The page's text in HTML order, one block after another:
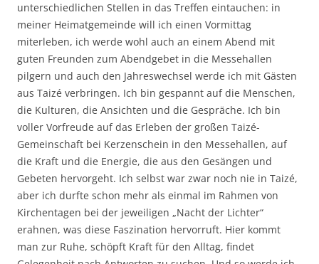
unterschiedlichen Stellen in das Treffen eintauchen: in
meiner Heimatgemeinde will ich einen Vormittag
miterleben, ich werde wohl auch an einem Abend mit
guten Freunden zum Abendgebet in die Messehallen
pilgern und auch den Jahreswechsel werde ich mit Gästen
aus Taizé verbringen. Ich bin gespannt auf die Menschen,
die Kulturen, die Ansichten und die Gespräche. Ich bin
voller Vorfreude auf das Erleben der großen Taizé-
Gemeinschaft bei Kerzenschein in den Messehallen, auf
die Kraft und die Energie, die aus den Gesängen und
Gebeten hervorgeht. Ich selbst war zwar noch nie in Taizé,
aber ich durfte schon mehr als einmal im Rahmen von
Kirchentagen bei der jeweiligen „Nacht der Lichter“
erahnen, was diese Faszination hervorruft. Hier kommt
man zur Ruhe, schöpft Kraft für den Alltag, findet